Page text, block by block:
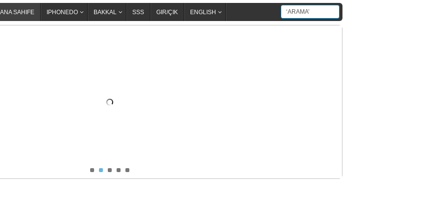
ANA SAHIFE IPHONEDO BAKKAL SSS GIR/ÇIK ENGLISH